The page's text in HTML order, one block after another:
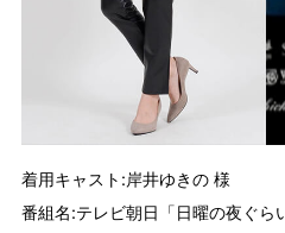
着用キャスト:岸井ゆきの 様
番組名:テレビ朝日「日曜の夜ぐら